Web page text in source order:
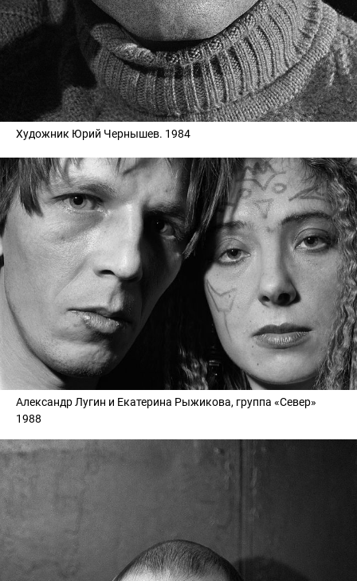
Художник Юрий Чернышев. 1984
Александр Лугин и Екатерина Рыжикова, группа «Север»
1988